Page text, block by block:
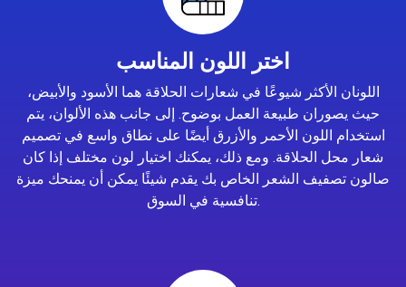
اختر اللون المناسب
اللونان الأكثر شيوعًا في شعارات الحلاقة هما الأسود والأبيض،
حيث يصوران طبيعة العمل بوضوح. إلى جانب هذه الألوان، يتم
استخدام اللون الأحمر والأزرق أيضًا على نطاق واسع في تصميم
شعار محل الحلاقة. ومع ذلك، يمكنك اختيار لون مختلف إذا كان
صالون تصفيف الشعر الخاص بك يقدم شيئًا يمكن أن يمنحك ميزة
تنافسية في السوق.